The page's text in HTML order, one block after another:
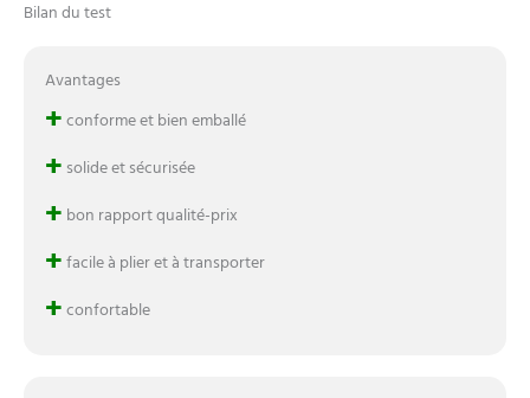
Bilan du test
Avantages
+conforme et bien emballé
+ solide et sécurisée
+ bon rapport qualité-prix
+facile à plier et à transporter
+confortable